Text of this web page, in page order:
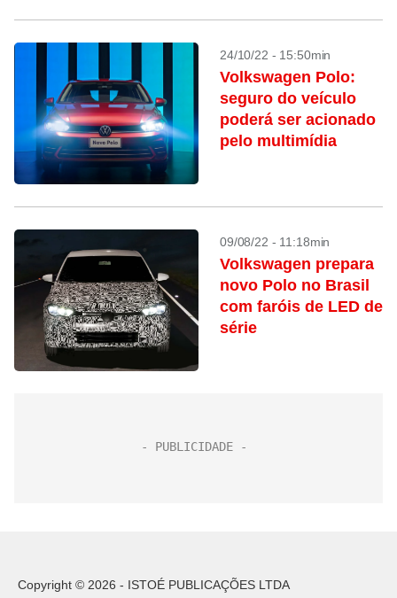
24/10/22 - 15:50min
Volkswagen Polo:
seguro do veículo
poderá ser acionado
pelo multimídia
09/08/22 - 11:18min
Volkswagen prepara
novo Polo no Brasil
com faróis de LED de
série
Copyright © 2026 - ISTOÉ PUBLICAÇÕES LTDA